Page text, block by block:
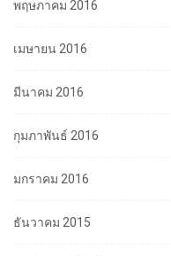
พฤษภาคม 2016
เมษายน 2016
มีนาคม 2016
กุมภาพันธ์ 2016
มกราคม 2016
ธันวาคม 2015